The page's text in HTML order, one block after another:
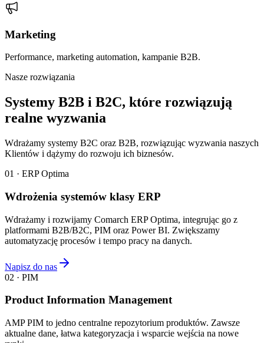
Marketing
Performance, marketing automation, kampanie B2B.
Nasze rozwiązania
Systemy B2B i B2C, które rozwiązują
realne wyzwania
Wdrażamy systemy B2C oraz B2B, rozwiązując wyzwania naszych
Klientów i dążymy do rozwoju ich biznesów.
01 · ERP Optima
Wdrożenia systemów klasy ERP
Wdrażamy i rozwijamy Comarch ERP Optima, integrując go z
platformami B2B/B2C, PIM oraz Power BI. Zwiększamy
automatyzację procesów i tempo pracy na danych.
Napisz do nas
02 · PIM
Product Information Management
AMP PIM to jedno centralne repozytorium produktów. Zawsze
aktualne dane, łatwa kategoryzacja i wsparcie wejścia na nowe